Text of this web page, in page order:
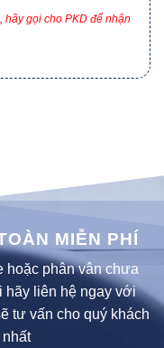
hãy gọi cho PKD để nhận
MIỄN PHÍ
hoặc phân vân chưa
hãy liên hệ ngay với
tư vấn cho quý khách